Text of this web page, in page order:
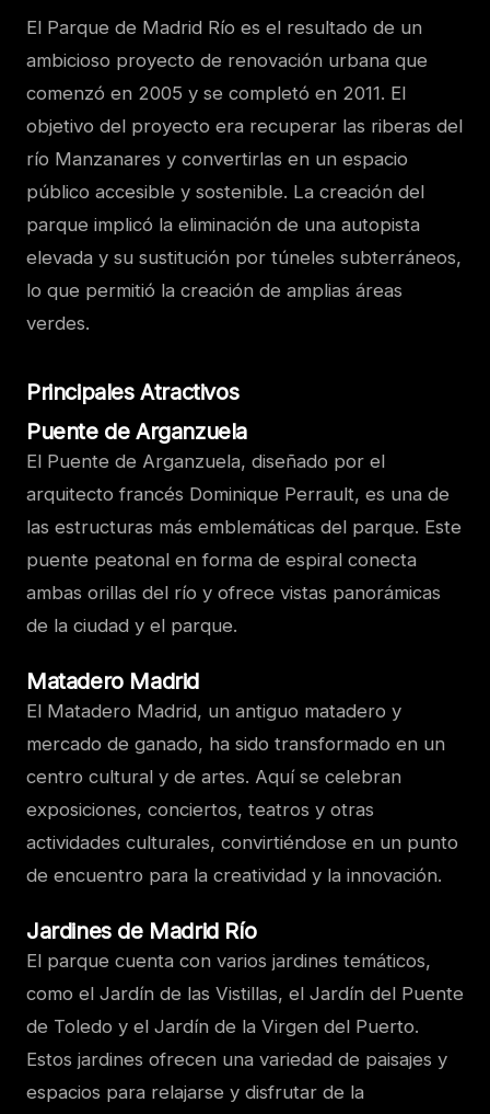
El Parque de Madrid Río es el resultado de un
ambicioso proyecto de renovación urbana que
comenzó en 2005 y se completó en 2011. El
objetivo del proyecto era recuperar las riberas del
río Manzanares y convertirlas en un espacio
público accesible y sostenible. La creación del
parque implicó la eliminación de una autopista
elevada y su sustitución por túneles subterráneos,
lo que permitió la creación de amplias áreas
verdes.
Principales Atractivos
Puente de Arganzuela
El Puente de Arganzuela, diseñado por el
arquitecto francés Dominique Perrault, es una de
las estructuras más emblemáticas del parque. Este
puente peatonal en forma de espiral conecta
ambas orillas del río y ofrece vistas panorámicas
de la ciudad y el parque.
Matadero Madrid
El Matadero Madrid, un antiguo matadero y
mercado de ganado, ha sido transformado en un
centro cultural y de artes. Aquí se celebran
exposiciones, conciertos, teatros y otras
actividades culturales, convirtiéndose en un punto
de encuentro para la creatividad y la innovación.
Jardines de Madrid Río
El parque cuenta con varios jardines temáticos,
como el Jardín de las Vistillas, el Jardín del Puente
de Toledo y el Jardín de la Virgen del Puerto.
Estos jardines ofrecen una variedad de paisajes y
espacios para relajarse y disfrutar de la